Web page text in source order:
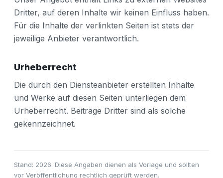
Dritter, auf deren Inhalte wir keinen Einfluss haben.
Für die Inhalte der verlinkten Seiten ist stets der
jeweilige Anbieter verantwortlich.
Urheberrecht
Die durch den Diensteanbieter erstellten Inhalte
und Werke auf diesen Seiten unterliegen dem
Urheberrecht. Beiträge Dritter sind als solche
gekennzeichnet.
Stand: 2026. Diese Angaben dienen als Vorlage und sollten
vor Veröffentlichung rechtlich geprüft werden.